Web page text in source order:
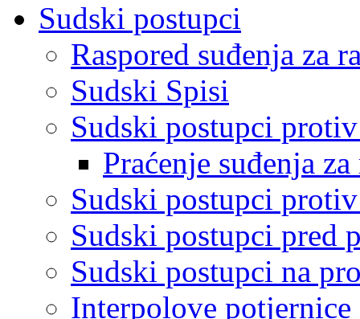
Sudski postupci
Raspored suđenja za
Sudski Spisi
Sudski postupci
Praćenje suđenja
Sudski postupci
Sudski postupci pred
Sudski postupci na
Interpolove potjernice